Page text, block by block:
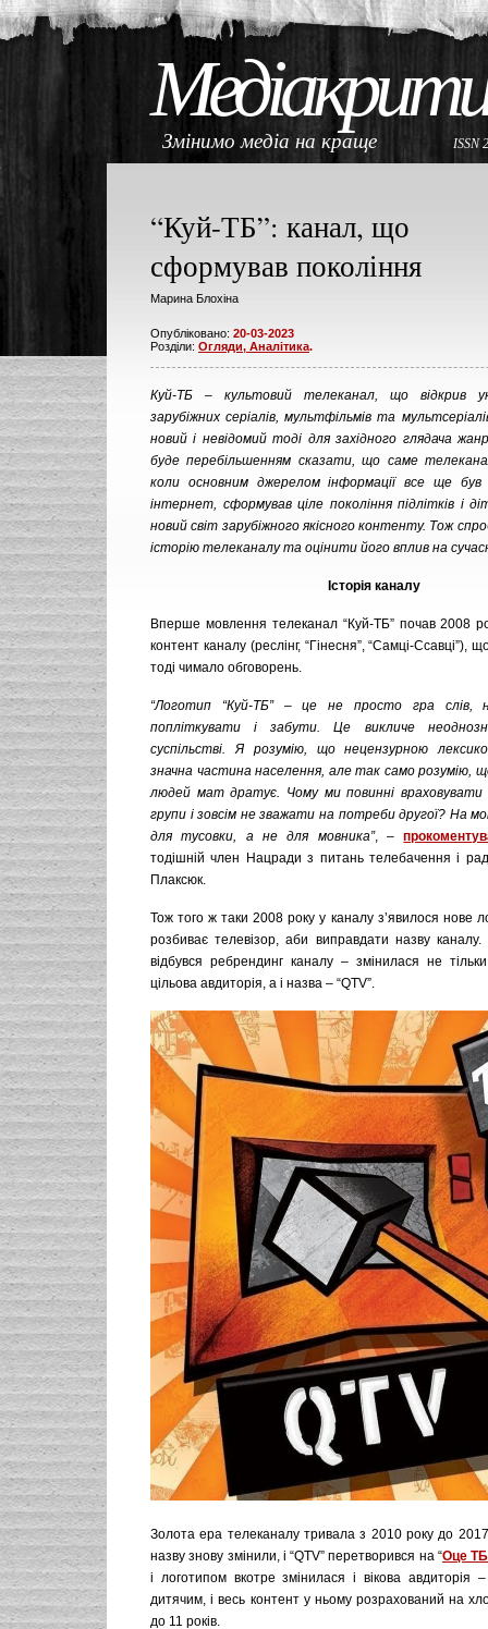
Змінимо медіа на краще ISSN
“Куй-ТБ”: канал, що
сформував покоління
Марина Блохіна
Опубліковано: 20-03-2023
Розділи: Огляди, Аналітика.
Куй-ТБ – культовий телеканал, що відкрив
зарубіжних серіалів, мультфільмів та
новий і невідомий тоді для західного глядача
буде перебільшенням сказати, що саме
коли основним джерелом інформації все ще
інтернет, сформував ціле покоління підлітків і
новий світ зарубіжного якісного контенту. Тож
історію телеканалу та оцінити його вплив на
Історія каналу
Вперше мовлення телеканал “Куй-ТБ” почав 2008
контент каналу (реслінг, “Гінесня”, “Самці-Ссавці”),
тоді чимало обговорень.
“Логотип “Куй-ТБ” – це не просто гра слів,
попліткувати і забути. Це викличе
суспільстві. Я розумію, що нецензурною
значна частина населення, але так само розумію,
людей мат дратує. Чому ми повинні враховувати
групи і зовсім не зважати на потреби другої? На
для тусовки, а не для мовника”, –
тодішній член Нацради з питань телебачення і
Плаксюк.
Тож того ж таки 2008 року у каналу з’явилося нове
розбиває телевізор, аби виправдати назву
відбувся ребрендинг каналу – змінилася не
цільова авдиторія, а і назва – “QTV”.
Золота ера телеканалу тривала з 2010 року до
назву знову змінили, і “QTV” перетворився на “Оце ТБ
і логотипом вкотре змінилася і вікова авдиторія
дитячим, і весь контент у ньому розрахований на
до 11 років.